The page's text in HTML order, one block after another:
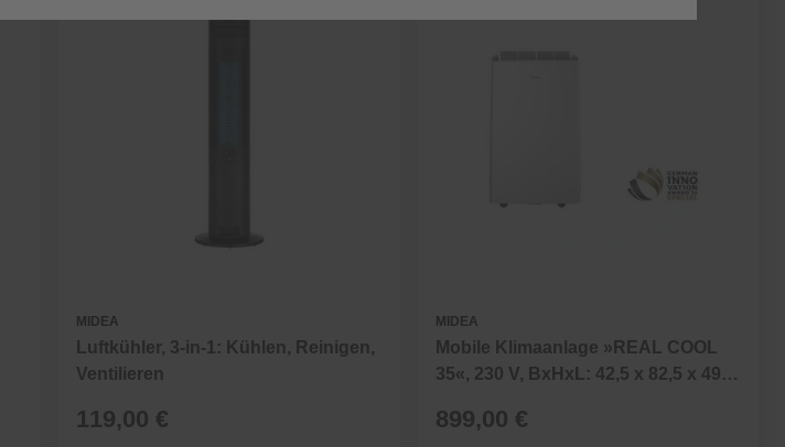
MIDEA
Luftkühler, 3-in-1: Kühlen, Reinigen,
Ventilieren
119,00 €
MIDEA
Mobile Klimaanlage »REAL COOL
35«, 230 V, BxHxL: 42,5 x 82,5 x 49,6
899,00 €